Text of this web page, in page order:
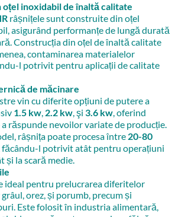
inoxidabil de înaltă calitate
râșnițele sunt construite din oțel
asigurând performanțe de lungă durată
Construcția din oțel de înaltă calitate
contaminarea materialelor
l potrivit pentru aplicații de calitate
de măcinare
vin cu diferite opțiuni de putere a
1.5 kw, 2.2 kw, şi 3.6 kw, oferind
răspunde nevoilor variate de producție.
râșnița poate procesa între 20-80
făcându-l potrivit atât pentru operațiuni
și la scară medie.
ideal pentru prelucrarea diferitelor
orez, și porumb, precum și
Este folosit în industria alimentară,